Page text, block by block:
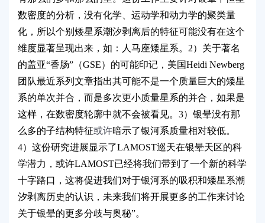
数密度的分析，没有化学、运动学和动力学的聚类量
化，所以个别矮星系潮汐剥离后的特征可能没有在这个
维度显著呈现出来，如：人马座矮星系。 2）关于著名
的盖亚“香肠” （GSE）的可能印记，美国Heidi Newberg
团队最近系列文章指出其可能不是一个质量巨大的矮星
系的单次并合，而是多次更小质量星系的并合，如果是
这样，在数密度轮廓中就不会被看见。 3）银晕没有那
么多的子结构特征或许暗示了银河系质量相对较低。
4）这份研究进展显示了LAMOST巡天在银晕天区的科
学潜力，或许LAMOST已经将我们带到了一个新的科学
十字路口，这将促进我们对于银河系的吸积和矮星系潮
汐剥离历史的认识，未来我们将开展更多的工作来讨论
关于银晕的更多分歧与奥秘”。